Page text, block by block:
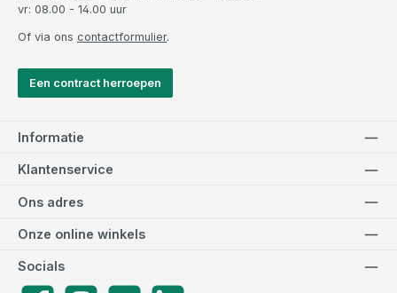
vr: 08.00 - 14.00 uur
Of via ons contactformulier.
Een contract herroepen
Informatie
Klantenservice
Ons adres
Socials
Onze online winkels